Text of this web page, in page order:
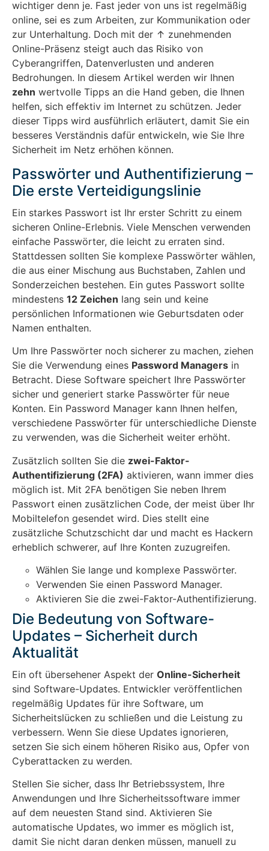
wichtiger denn je. Fast jeder von uns ist regelmäßig
online, sei es zum Arbeiten, zur Kommunikation oder
zur Unterhaltung. Doch mit der ↑ zunehmenden
Online-Präsenz steigt auch das Risiko von
Cyberangriffen, Datenverlusten und anderen
Bedrohungen. In diesem Artikel werden wir Ihnen
zehn wertvolle Tipps an die Hand geben, die Ihnen
helfen, sich effektiv im Internet zu schützen. Jeder
dieser Tipps wird ausführlich erläutert, damit Sie ein
besseres Verständnis dafür entwickeln, wie Sie Ihre
Sicherheit im Netz erhöhen können.
Passwörter und Authentifizierung –
Die erste Verteidigungslinie
Ein starkes Passwort ist Ihr erster Schritt zu einem
sicheren Online-Erlebnis. Viele Menschen verwenden
einfache Passwörter, die leicht zu erraten sind.
Stattdessen sollten Sie komplexe Passwörter wählen,
die aus einer Mischung aus Buchstaben, Zahlen und
Sonderzeichen bestehen. Ein gutes Passwort sollte
mindestens 12 Zeichen lang sein und keine
persönlichen Informationen wie Geburtsdaten oder
Namen enthalten.
Um Ihre Passwörter noch sicherer zu machen, ziehen
Sie die Verwendung eines Password Managers in
Betracht. Diese Software speichert Ihre Passwörter
sicher und generiert starke Passwörter für neue
Konten. Ein Password Manager kann Ihnen helfen,
verschiedene Passwörter für unterschiedliche Dienste
zu verwenden, was die Sicherheit weiter erhöht.
Zusätzlich sollten Sie die zwei-Faktor-
Authentifizierung (2FA) aktivieren, wann immer dies
möglich ist. Mit 2FA benötigen Sie neben Ihrem
Passwort einen zusätzlichen Code, der meist über Ihr
Mobiltelefon gesendet wird. Dies stellt eine
zusätzliche Schutzschicht dar und macht es Hackern
erheblich schwerer, auf Ihre Konten zuzugreifen.
Wählen Sie lange und komplexe Passwörter.
Verwenden Sie einen Password Manager.
Aktivieren Sie die zwei-Faktor-Authentifizierung.
Die Bedeutung von Software-
Updates – Sicherheit durch
Aktualität
Ein oft übersehener Aspekt der Online-Sicherheit
sind Software-Updates. Entwickler veröffentlichen
regelmäßig Updates für ihre Software, um
Sicherheitslücken zu schließen und die Leistung zu
verbessern. Wenn Sie diese Updates ignorieren,
setzen Sie sich einem höheren Risiko aus, Opfer von
Cyberattacken zu werden.
Stellen Sie sicher, dass Ihr Betriebssystem, Ihre
Anwendungen und Ihre Sicherheitssoftware immer
auf dem neuesten Stand sind. Aktivieren Sie
automatische Updates, wo immer es möglich ist,
damit Sie nicht daran denken müssen, manuell zu